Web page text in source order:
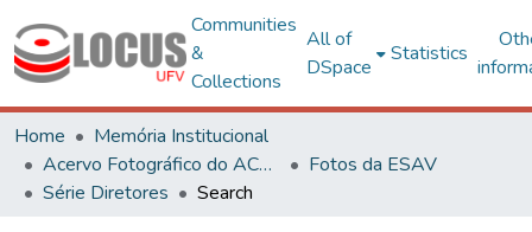
Communities
&
Collections
All of
DSpace
Statistics
Home
Memória Institucional
Acervo Fotográfico do ACH-UFV
Fotos da ESAV
Série Diretores
Search